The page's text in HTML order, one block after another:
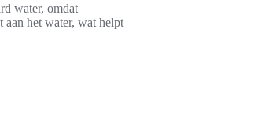
water, omdat
aan het water, wat helpt